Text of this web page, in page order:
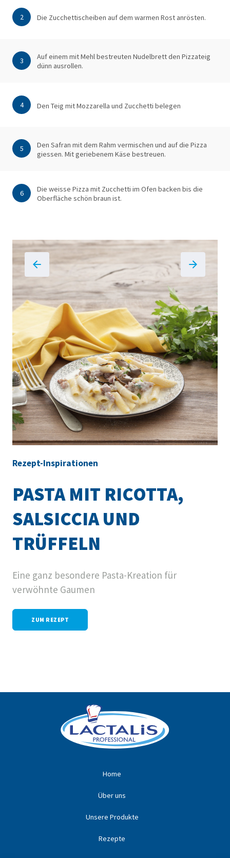
2 Die Zucchettischeiben auf dem warmen Rost anrösten.
3
Auf einem mit Mehl bestreuten Nudelbrett den Pizzateig
dünn ausrollen.
4 Den Teig mit Mozzarella und Zucchetti belegen
5
Den Safran mit dem Rahm vermischen und auf die Pizza
giessen. Mit geriebenem Käse bestreuen.
6
Die weisse Pizza mit Zucchetti im Ofen backen bis die
Oberfläche schön braun ist.
Rezept-Inspirationen
PASTA MIT RICOTTA,
SALSICCIA UND
TRÜFFELN
Eine ganz besondere Pasta-Kreation für
verwöhnte Gaumen
ZUM REZEPT
Home
Über uns
Unsere Produkte
Rezepte